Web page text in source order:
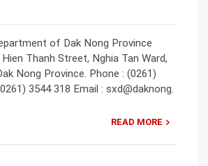
of Dak Nong Province
Thanh Street, Nghia Tan Ward,
Nong Province. Phone : (0261)
3544 318 Email : sxd@daknong.
READ MORE